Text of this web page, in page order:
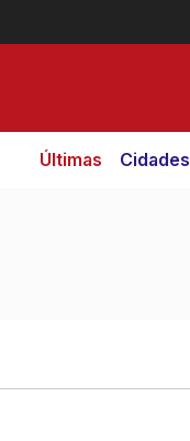
Últimas Cidades